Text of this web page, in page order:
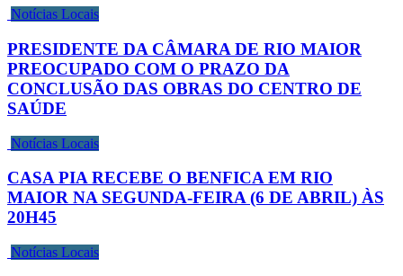
Notícias Locais
PRESIDENTE DA CÂMARA DE RIO MAIOR
PREOCUPADO COM O PRAZO DA
CONCLUSÃO DAS OBRAS DO CENTRO DE
SAÚDE
Notícias Locais
CASA PIA RECEBE O BENFICA EM RIO
MAIOR NA SEGUNDA-FEIRA (6 DE ABRIL) ÀS
20H45
Notícias Locais